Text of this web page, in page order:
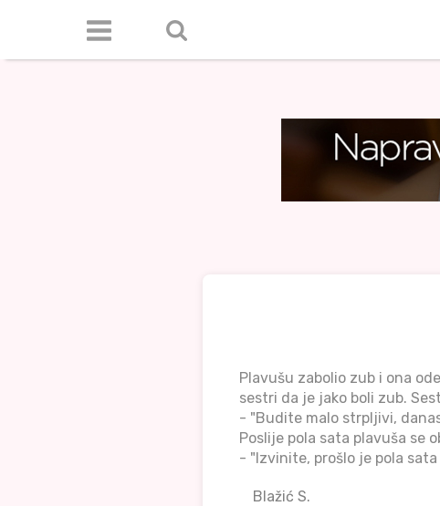
Plavušu zabolio zub i ona
sestri da je jako boli zub.
- "Budite malo strpljivi,
Poslije pola sata plavuša se
- "Izvinite, prošlo je pola
Blažić S.